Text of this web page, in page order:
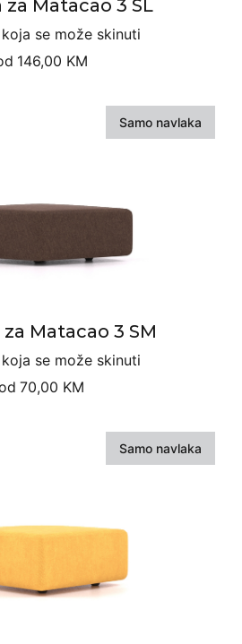
za Matacao 3 SL
se može skinuti
146,00 KM
Samo navlaka
Matacao 3 SM
se može skinuti
70,00 KM
Samo navlaka